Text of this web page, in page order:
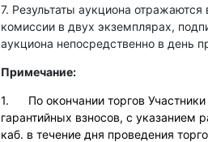
7. Результаты аукциона
комиссии в двух экземплярах,
аукциона непосредственно в день
Примечание:
1. По окончании торгов Участники
гарантийных взносов, с указанием
каб. в течение дня проведения